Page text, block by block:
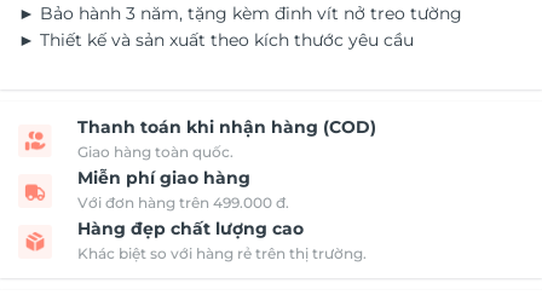
► Bảo hành 3 năm, tặng kèm đinh vít nở treo tường
► Thiết kế và sản xuất theo kích thước yêu cầu
Thanh toán khi nhận hàng (COD)
Giao hàng toàn quốc.
Miễn phí giao hàng
Với đơn hàng trên 499.000 đ.
Hàng đẹp chất lượng cao
Khác biệt so với hàng rẻ trên thị trường.